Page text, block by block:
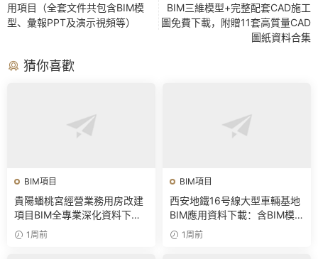
用項目（全套文件共包含BIM模
型、彙報PPT及演示視頻等）
BIM三維模型+完整配套CAD施工
圖免費下載，附贈11套高質量CAD
圖紙資料合集
猜你喜歡
BIM項目
貴陽蟠桃宮經營業務用房改建
項目BIM全專業深化資料下
載：含模型、彙報PPT及演示
視頻
1周前
BIM項目
西安地鐵16号線大型車輛基地
BIM應用資料下載：含BIM模
型、彙報PPT及演示視頻
1周前